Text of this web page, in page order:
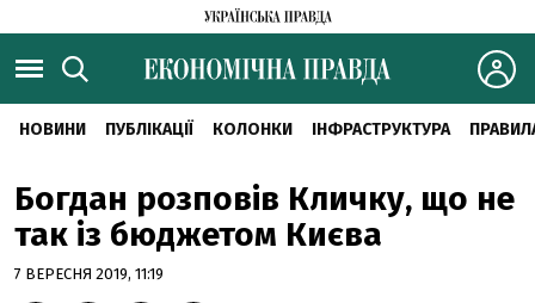
НОВИНИ ПУБЛІКАЦІЇ КОЛОНКИ ІНФРАСТРУКТУРА
Богдан розповів Кличку, що не
так із бюджетом Києва
7 ВЕРЕСНЯ 2019, 11:19